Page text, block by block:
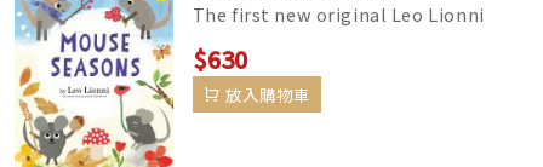
The first new original Leo Lionni
picture book in nearly 30 years,
featuring the beloved mouse Frede...
$630
放入購物車